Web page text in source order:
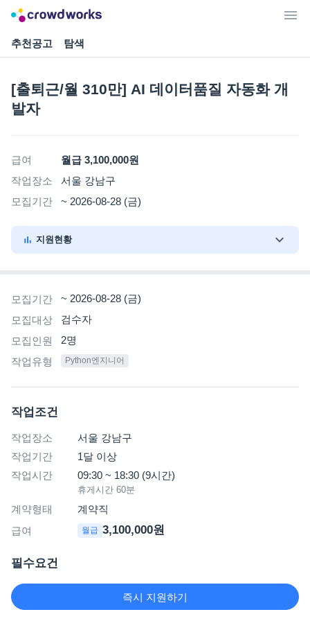
추천공고 탐색
[출퇴근/월 310만] AI 데이터품질 자동화 개
발자
급여
월급 3,100,000원
작업장소
서울 강남구
모집기간
~ 2026-08-28 (금)
지원현황
모집기간
~ 2026-08-28 (금)
모집대상
검수자
모집인원
2명
작업유형
Python엔지니어
작업조건
작업장소
서울 강남구
작업기간
1달 이상
작업시간
09:30 ~ 18:30 (9시간)
휴게시간 60분
계약형태
계약직
급여
월급 3,100,000원
필수요건
성별/연령
즉시 지원하기